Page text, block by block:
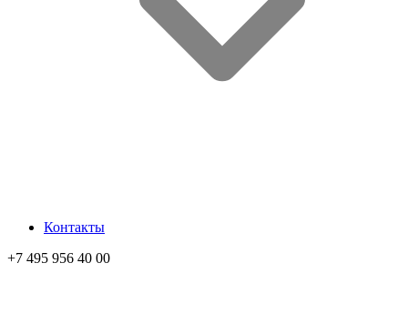
Контакты
+7 495 956 40 00